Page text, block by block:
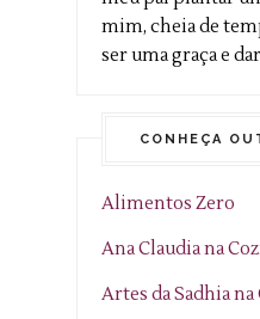
mim, cheia de
ser uma graça e
CONHEÇA
Alimentos Zero
Ana Claudia na
Artes da Sadhia